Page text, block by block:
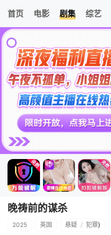
首页 电影 剧集 综艺
晚祷前的谋杀
清空
晚祷前的谋杀
2025 英国 悬疑 / 犯罪}